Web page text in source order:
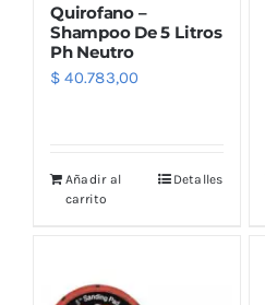
Quirofano –
Shampoo De 5 Litros
Ph Neutro
$ 40.783,00
Añadir al
carrito
Detalles